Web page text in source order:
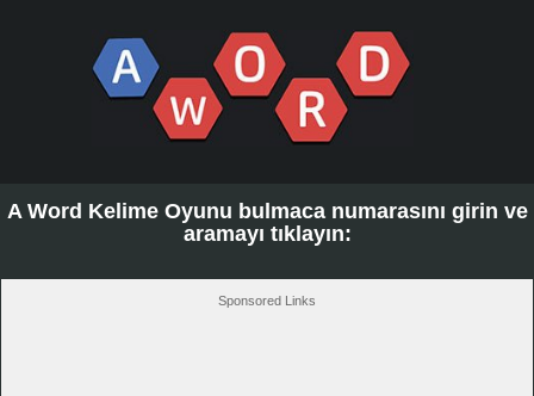
A Word Kelime Oyunu bulmaca numarasını girin ve
aramayı tıklayın:
Sponsored Links